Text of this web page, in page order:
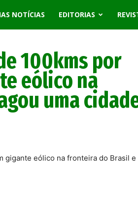
NOTÍCIAS EDITORIAS
100kms por
eólico na
uma